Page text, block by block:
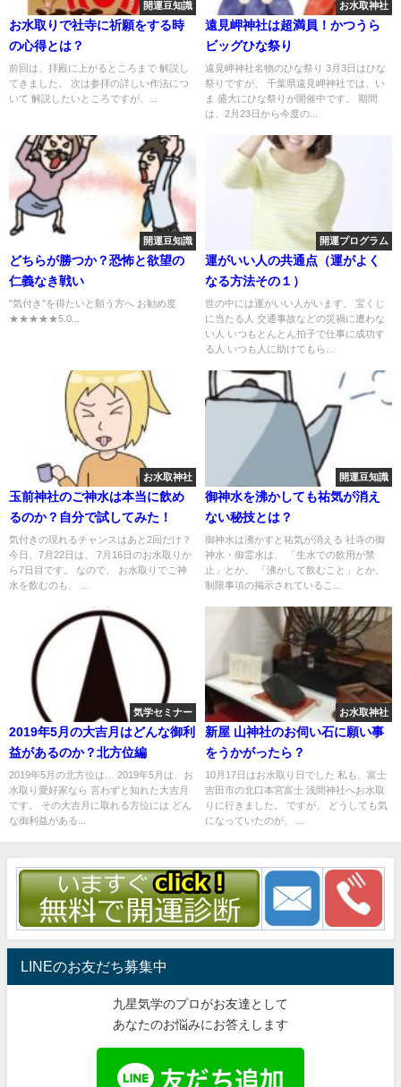
開運豆知識
お水取りで社寺に祈願をする時
の心得とは？
前回は、拝殿に上がるところまで 解説し
てきました。 次は参拝の詳しい作法につ
いて 解説したいところですが、...
お水取神社
遠見岬神社は超満員！かつうら
ビッグひな祭り
遠見岬神社名物のひな祭り 3月3日はひな
祭りですが、 千葉県遠見岬神社では、い
ま 盛大にひな祭りが開催中です。 期間
は、2月23日から今度の...
開運豆知識
どちらが勝つか？恐怖と欲望の
仁義なき戦い
"気付き"を得たいと願う方へ お勧め度
★★★★★5.0...
開運プログラム
運がいい人の共通点（運がよく
なる方法その１）
世の中には運がいい人がいます。 宝くじ
に当たる人 交通事故などの災禍に遭わな
い人 いつもとんとん拍子で仕事に成功す
る人 いつも人に助けてもら...
お水取神社
玉前神社のご神水は本当に飲め
るのか？自分で試してみた！
気付きの現れるチャンスはあと2回だけ？
今日、7月22日は、 7月16日のお水取りか
ら7日目です。 なので、 お水取りでご神
水を飲むのも、 ...
開運豆知識
御神水を沸かしても祐気が消え
ない秘技とは？
御神水は沸かすと祐気が消える 社寺の御
神水・御霊水は、 「生水での飲用が禁
止」とか、 「沸かして飲むこと」とか、
制限事項の掲示されているこ...
気学セミナー
2019年5月の大吉月はどんな御利
益があるのか？北方位編
2019年5月の北方位は… 2019年5月は、お
水取り愛好家なら 言わずと知れた大吉月
です。 その大吉月に取れる方位には どん
な御利益がある...
お水取神社
新屋 山神社のお伺い石に願い事
をうかがったら？
10月17日はお水取り日でした 私も、富士
吉田市の北口本宮富士 浅間神社へお水取
りに行きました。 ですが、 どうしても気
になっていたのが、 ...
LINEのお友だち募集中
九星気学のプロがお友達として
あなたのお悩みにお答えします